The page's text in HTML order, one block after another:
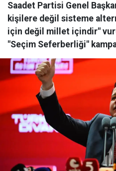
Saadet Partisi Genel
kişilere değil sisteme
için değil millet içindir"
"Seçim Seferberliği"